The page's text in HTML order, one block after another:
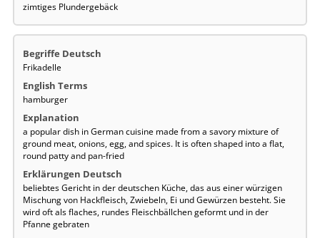
zimtiges Plundergebäck
Frikadelle
hamburger
a popular dish in German cuisine made from a savory mixture of
ground meat, onions, egg, and spices. It is often shaped into a flat,
round patty and pan-fried
beliebtes Gericht in der deutschen Küche, das aus einer würzigen
Mischung von Hackfleisch, Zwiebeln, Ei und Gewürzen besteht. Sie
wird oft als flaches, rundes Fleischbällchen geformt und in der
Pfanne gebraten